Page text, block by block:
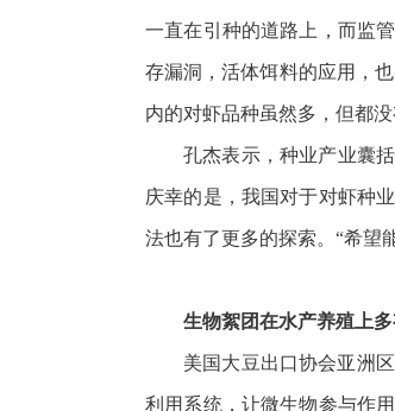
一直在引种的道路上，而监
存漏洞，活体饵料的应用，
内的对虾品种虽然多，但都
孔杰表示，种业产业囊
庆幸的是，我国对于对虾种
法也有了更多的探索。“希望
生物絮团在水产养殖上多
美国大豆出口协会亚洲
利用系统，让微生物参与作